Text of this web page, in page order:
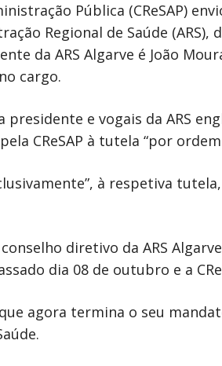
Pública (CReSAP)
Regional de Saúde (ARS),
da ARS Algarve é João
cargo.
e vogais da ARS
CReSAP à tutela “por
à respetiva
diretivo da ARS
dia 08 de outubro e a
agora termina o seu